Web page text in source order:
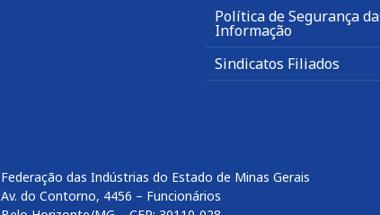
Política de Segurança da
Informação
Sindicatos Filiados
Federação das Indústrias do Estado de Minas Gerais
Av. do Contorno, 4456 – Funcionários